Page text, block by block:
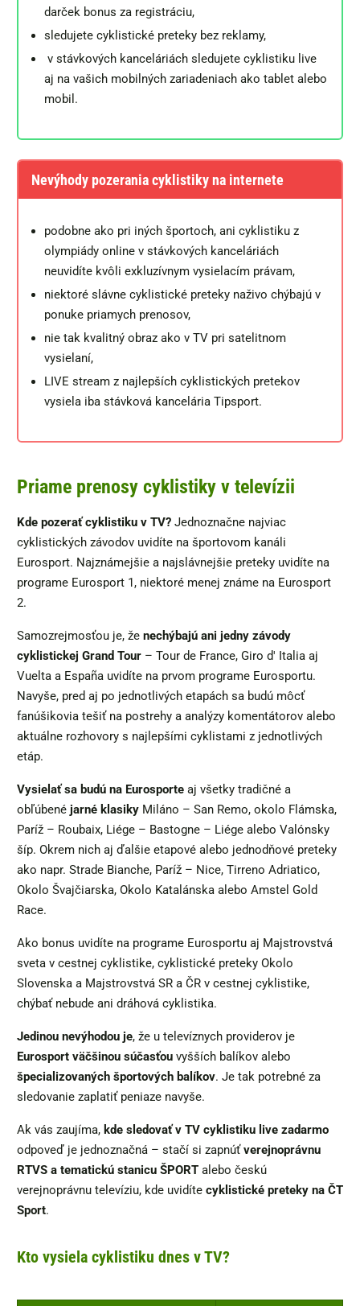
darček bonus za registráciu,
sledujete cyklistické preteky bez reklamy,
v stávkových kanceláriách sledujete cyklistiku live
aj na vašich mobilných zariadeniach ako tablet alebo
mobil.
Nevýhody pozerania cyklistiky na internete
podobne ako pri iných športoch, ani cyklistiku z
olympiády online v stávkových kanceláriách
neuvidíte kvôli exkluzívnym vysielacím právam,
niektoré slávne cyklistické preteky naživo chýbajú v
ponuke priamych prenosov,
nie tak kvalitný obraz ako v TV pri satelitnom
vysielaní,
LIVE stream z najlepších cyklistických pretekov
vysiela iba stávková kancelária Tipsport.
Priame prenosy cyklistiky v televízii
Kde pozerať cyklistiku v TV? Jednoznačne najviac
cyklistických závodov uvidíte na športovom kanáli
Eurosport. Najznámejšie a najslávnejšie preteky uvidíte na
programe Eurosport 1, niektoré menej známe na Eurosport
2.
Samozrejmosťou je, že nechýbajú ani jedny závody
cyklistickej Grand Tour – Tour de France, Giro d' Italia aj
Vuelta a España uvidíte na prvom programe Eurosportu.
Navyše, pred aj po jednotlivých etapách sa budú môcť
fanúšikovia tešiť na postrehy a analýzy komentátorov alebo
aktuálne rozhovory s najlepšími cyklistami z jednotlivých
etáp.
Vysielať sa budú na Eurosporte aj všetky tradičné a
obľúbené jarné klasiky Miláno – San Remo, okolo Flámska,
Paríž – Roubaix, Liége – Bastogne – Liége alebo Valónsky
šíp. Okrem nich aj ďalšie etapové alebo jednodňové preteky
ako napr. Strade Bianche, Paríž – Nice, Tirreno Adriatico,
Okolo Švajčiarska, Okolo Katalánska alebo Amstel Gold
Race.
Ako bonus uvidíte na programe Eurosportu aj Majstrovstvá
sveta v cestnej cyklistike, cyklistické preteky Okolo
Slovenska a Majstrovstvá SR a ČR v cestnej cyklistike,
chýbať nebude ani dráhová cyklistika.
Jedinou nevýhodou je, že u televíznych providerov je
Eurosport väčšinou súčasťou vyšších balíkov alebo
špecializovaných športových balíkov. Je tak potrebné za
sledovanie zaplatiť peniaze navyše.
Ak vás zaujíma, kde sledovať v TV cyklistiku live zadarmo
odpoveď je jednoznačná – stačí si zapnúťverejnoprávnu
RTVS a tematickú stanicu ŠPORT alebo českú
verejnoprávnu televíziu, kde uvidíte cyklistické preteky na ČT
Sport.
Kto vysiela cyklistiku dnes v TV?